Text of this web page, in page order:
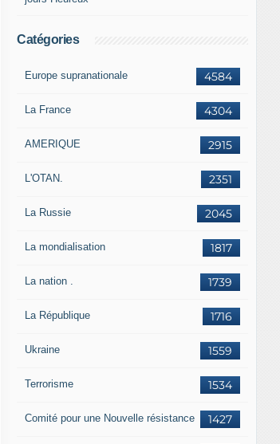
Catégories
4584
Europe supranationale
4304
La France
2915
AMERIQUE
2351
L'OTAN.
2045
La Russie
1817
La mondialisation
1739
La nation .
1716
La République
1559
Ukraine
1534
Terrorisme
1427
Comité pour une Nouvelle résistance